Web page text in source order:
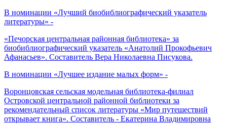
В номинации «Лучший биобиблиографический указатель
литературы» -
«Печорская центральная районная библиотека» за
биобиблиографический указатель «Анатолий Прокофьевич
Афанасьев». Составитель Вера Николаевна Писукова.
В номинации «Лучшее издание малых форм» -
Воронцовская сельская модельная библиотека-филиал
Островской центральной районной библиотеки за
рекомендательный список литературы «Мир путешествий
открывает книга». Составитель - Екатерина Владимировна